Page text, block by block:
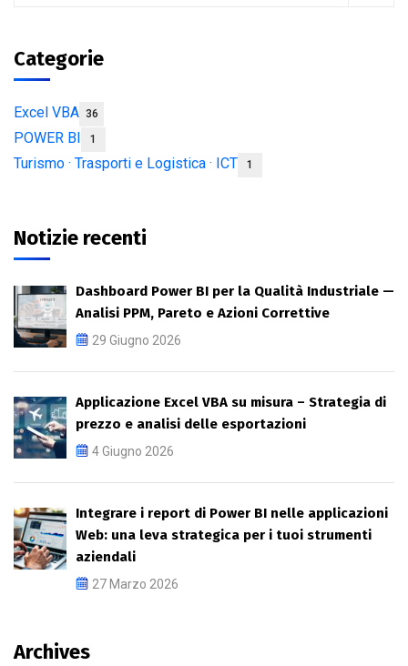
Categorie
Excel VBA 36
POWER BI 1
Turismo · Trasporti e Logistica · ICT 1
Notizie recenti
Dashboard Power BI per la Qualità Industriale —
Analisi PPM, Pareto e Azioni Correttive
29 Giugno 2026
Applicazione Excel VBA su misura – Strategia di
prezzo e analisi delle esportazioni
4 Giugno 2026
Integrare i report di Power BI nelle applicazioni
Web: una leva strategica per i tuoi strumenti
aziendali
27 Marzo 2026
Archives